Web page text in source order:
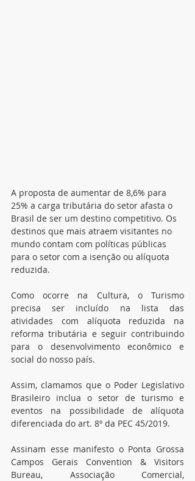
A proposta de aumentar de 8,6% para
25% a carga tributária do setor afasta o
Brasil de ser um destino competitivo. Os
destinos que mais atraem visitantes no
mundo contam com políticas públicas
para o setor com a isenção ou alíquota
reduzida.
Como ocorre na Cultura, o Turismo
precisa ser incluído na lista das
atividades com alíquota reduzida na
reforma tributária e seguir contribuindo
para o desenvolvimento econômico e
social do nosso país.
Assim, clamamos que o Poder Legislativo
Brasileiro inclua o setor de turismo e
eventos na possibilidade de alíquota
diferenciada do art. 8º da PEC 45/2019.
Assinam esse manifesto o Ponta Grossa
Campos Gerais Convention & Visitors
Bureau, Associação Comercial,